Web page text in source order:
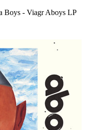
Boys - Viagr Aboys LP